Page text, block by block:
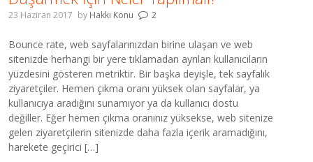
23 Haziran 2017 by Hakkı Konu 2
Bounce rate, web sayfalarınızdan birine ulaşan ve web
sitenizde herhangi bir yere tıklamadan ayrılan kullanıcıların
yüzdesini gösteren metriktir. Bir başka deyişle, tek sayfalık
ziyaretçiler. Hemen çıkma oranı yüksek olan sayfalar, ya
kullanıcıya aradığını sunamıyor ya da kullanıcı dostu
değiller. Eğer hemen çıkma oranınız yüksekse, web sitenize
gelen ziyaretçilerin sitenizde daha fazla içerik aramadığını,
harekete geçirici […]